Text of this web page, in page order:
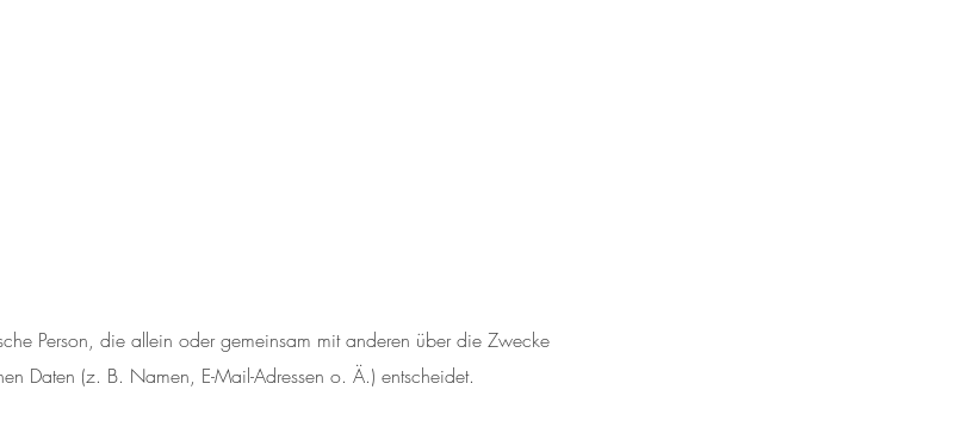
Person, die allein oder gemeinsam mit anderen über die Zwecke
Daten (z. B. Namen, E-Mail-Adressen o. Ä.) entscheidet.